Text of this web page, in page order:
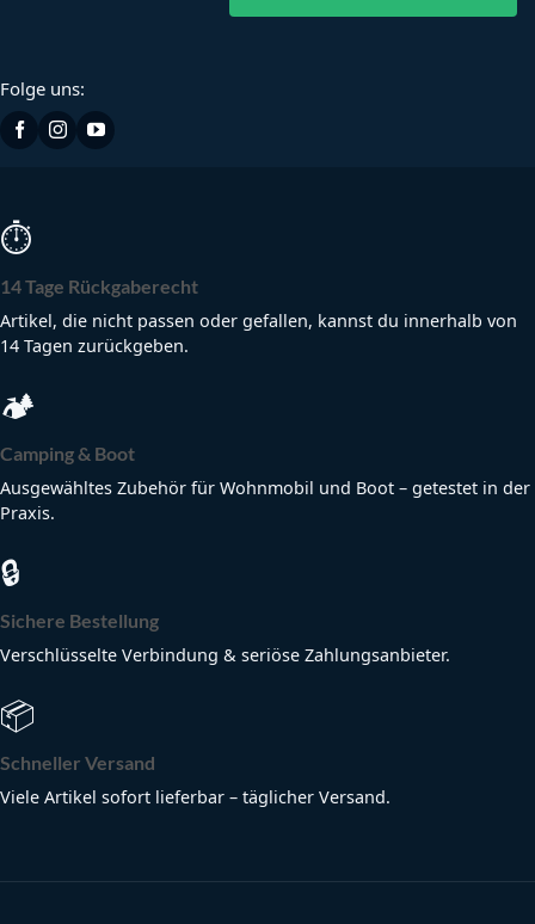
Folge uns:
⏱
14 Tage Rückgaberecht
Artikel, die nicht passen oder gefallen, kannst du innerhalb von
14 Tagen zurückgeben.
🏕
Camping & Boot
Ausgewähltes Zubehör für Wohnmobil und Boot – getestet in der
Praxis.
🔒
Sichere Bestellung
Verschlüsselte Verbindung & seriöse Zahlungsanbieter.
📦
Schneller Versand
Viele Artikel sofort lieferbar – täglicher Versand.